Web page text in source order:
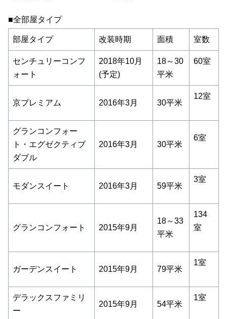
■全部屋タイプ
部屋タイプ 改装時期 面積 室数
センチュリーコンフ
ォート
2018年10月
(予定)
18～30
平米
60室
京プレミアム 2016年3月 30平米
12室
グランコンフォー
ト・エグゼクティブ
ダブル
2016年3月 30平米
6室
モダンスイート 2016年3月 59平米
3室
グランコンフォート 2015年9月
18～33
平米
134
室
ガーデンスイート 2015年9月 79平米
1室
デラックスファミリ
ー
2015年9月 54平米
1室